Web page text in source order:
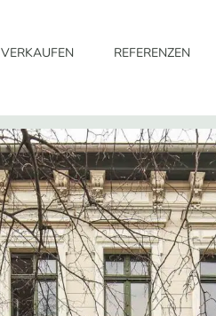
VERKAUFEN REFERENZEN